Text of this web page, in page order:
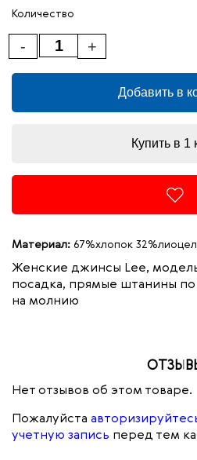
Количество
+
-
Добавить в
Купить в 1
Материал: 67%хлопок
Женские джинсы Lee,
посадка, прямые штанины по
на молнию
Нет отзывов об этом товаре.
Пожалуйста
учетную запись перед тем